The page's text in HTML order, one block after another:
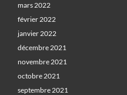
mars 2022
février 2022
janvier 2022
décembre 2021
novembre 2021
octobre 2021
septembre 2021